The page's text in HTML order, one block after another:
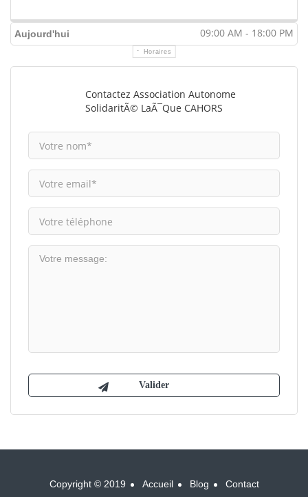
Aujourd'hui 09:00 AM - 18:00 PM
Horaires
Contactez Association Autonome
SolidaritÃ© LaÃ¯que CAHORS
Copyright © 2019 Accueil Blog Contact